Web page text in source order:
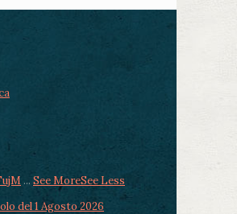
... See MoreSee Less
del 1 Agosto 2026